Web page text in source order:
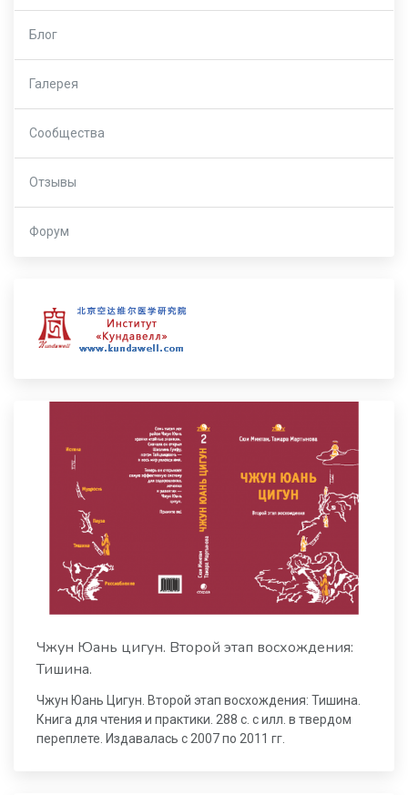
Блог
Галерея
Сообщества
Отзывы
Форум
Чжун Юань цигун. Второй этап восхождения:
Тишина.
Чжун Юань Цигун. Второй этап восхождения: Тишина.
Книга для чтения и практики. 288 с. с илл. в твердом
переплете. Издавалась с 2007 по 2011 гг.